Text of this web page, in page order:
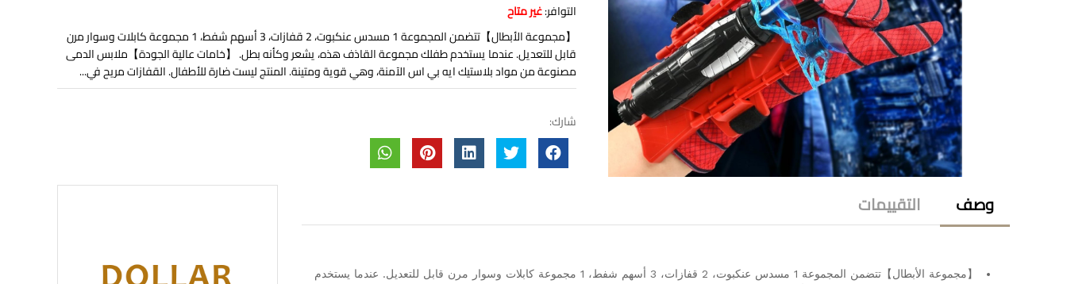
التوافر:غير متاح
【مجموعة الأبطال】تتضمن المجموعة 1 مسدس عنكبوت، 2 قفازات، 3 أسهم شفط، 1 مجموعة كابلات وسوار مرن
قابل للتعديل. عندما يستخدم طفلك مجموعة القاذف هذه، يشعر وكأنه بطل. 【خامات عالية الجودة】ملابس الدمى
مصنوعة من مواد بلاستيك ايه بي اس الآمنة، وهي قوية ومتينة. المنتج ليست ضارة للأطفال. القفازات مريح في...
شارك:
وصف التقييمات
【مجموعة الأبطال】تتضمن المجموعة 1 مسدس عنكبوت، 2 قفازات، 3 أسهم شفط، 1 مجموعة كابلات وسوار مرن قابل للتعديل. عندما يستخدم